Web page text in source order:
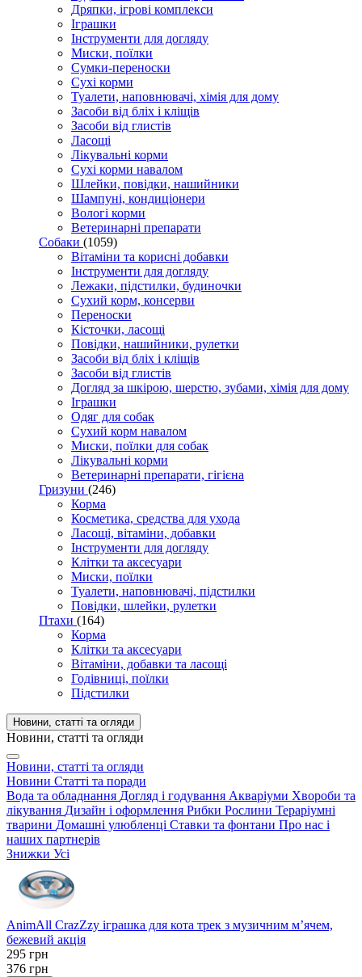
Дряпки, ігрові комплекси
Іграшки
Інструменти для догляду
Миски, поїлки
Сумки-переноски
Сухі корми
Туалети, наповнювачі, хімія для дому
Засоби від бліх і кліщів
Засоби від глистів
Ласощі
Лікувальні корми
Сухі корми навалом
Шлейки, повідки, нашийники
Шампуні, кондиціонери
Вологі корми
Ветеринарні препарати
Собаки (1059)
Вітаміни та корисні добавки
Інструменти для догляду
Лежаки, підстилки, будиночки
Сухий корм, консерви
Переноски
Кісточки, ласощі
Повідки, нашийники, рулетки
Засоби від бліх і кліщів
Засоби від глистів
Догляд за шкірою, шерстю, зубами, хімія для дому
Іграшки
Одяг для собак
Сухий корм навалом
Миски, поїлки для собак
Лікувальні корми
Ветеринарні препарати, гігієна
Гризуни (246)
Корма
Косметика, средства для ухода
Ласощі, вітаміни, добавки
Інструменти для догляду
Клітки та аксесуари
Миски, поїлки
Туалети, наповнювачі, підстилки
Повідки, шлейки, рулетки
Птахи (164)
Корма
Клітки та аксесуари
Вітаміни, добавки та ласощі
Годівниці, поїлки
Підстилки
Новини, статті та огляди
Новини, статті та огляди
Новини, статті та огляди
Новини Статті та поради
Вода та обладнання Догляд і годування Акваріуми Хвороби та
лікування Дизайн і оформлення Рибки Рослини Тераріумні
тварини Домашні улюбленці Ставки та фонтани Про нас і
наших партнерів
Знижки Усі
AnimAll CrazZzy іграшка для кота трек з музичним м’ячем,
бежевий акція
295 грн
376 грн